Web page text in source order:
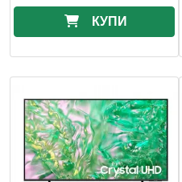
КУПИ